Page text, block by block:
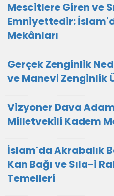
Mescitlere Giren ve
Emniyettedir:
Mekânları
Gerçek Zenginlik
ve Manevi Zenginlik
Vizyoner Dava
Milletvekili Kadem
İslam'da Akrabalık
Kan Bağı ve Sıla-i
Temelleri